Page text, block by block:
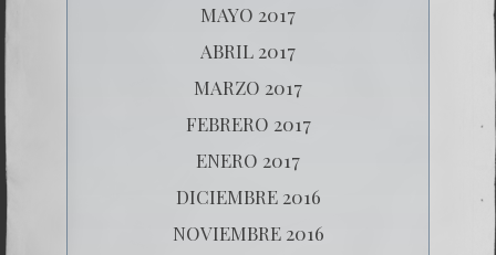
MAYO 2017
ABRIL 2017
MARZO 2017
FEBRERO 2017
ENERO 2017
DICIEMBRE 2016
NOVIEMBRE 2016